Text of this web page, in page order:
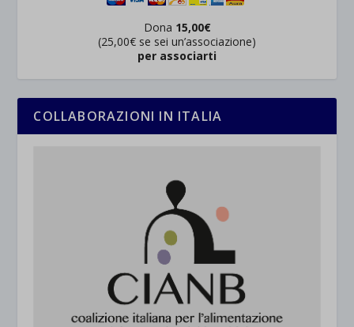
Dona 15,00€
(25,00€ se sei un’associazione)
per associarti
COLLABORAZIONI IN ITALIA